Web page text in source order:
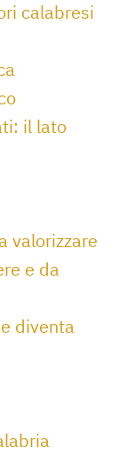
calabresi
il lato
valorizzare
e da
diventa